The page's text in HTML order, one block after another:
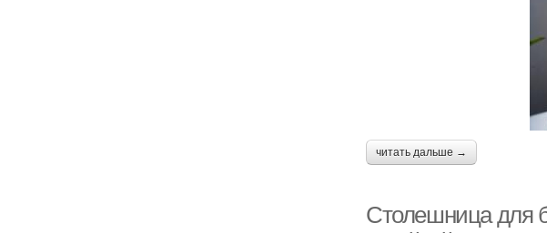
читать дальше →
Столешница для